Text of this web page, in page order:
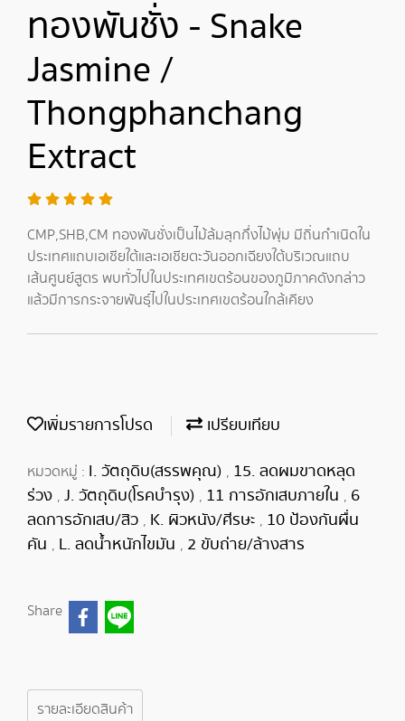
ทองพันชั่ง - Snake
Jasmine /
Thongphanchang
Extract
CMP,SHB,CM ทองพันชั่งเป็นไม้ล้มลุกกึ่งไม้พุ่ม มีถิ่นกำเนิดใน
ประเทศแถบเอเชียใต้และเอเชียตะวันออกเฉียงใต้บริเวณแถบ
เส้นศูนย์สูตร พบทั่วไปในประเทศเขตร้อนของภูมิภาคดังกล่าว
แล้วมีการกระจายพันธุ์ไปในประเทศเขตร้อนใกล้เคียง
เพิ่มรายการโปรด เปรียบเทียบ
หมวดหมู่ : I. วัตถุดิบ(สรรพคุณ) , 15. ลดผมขาดหลุด
ร่วง , J. วัตถุดิบ(โรคบำรุง) , 11 การอักเสบภายใน , 6
ลดการอักเสบ/สิว , K. ผิวหนัง/ศีรษะ , 10 ป้องกันผื่น
คัน , L. ลดน้ำหนักไขมัน , 2 ขับถ่าย/ล้างสาร
Share
รายละเอียดสินค้า